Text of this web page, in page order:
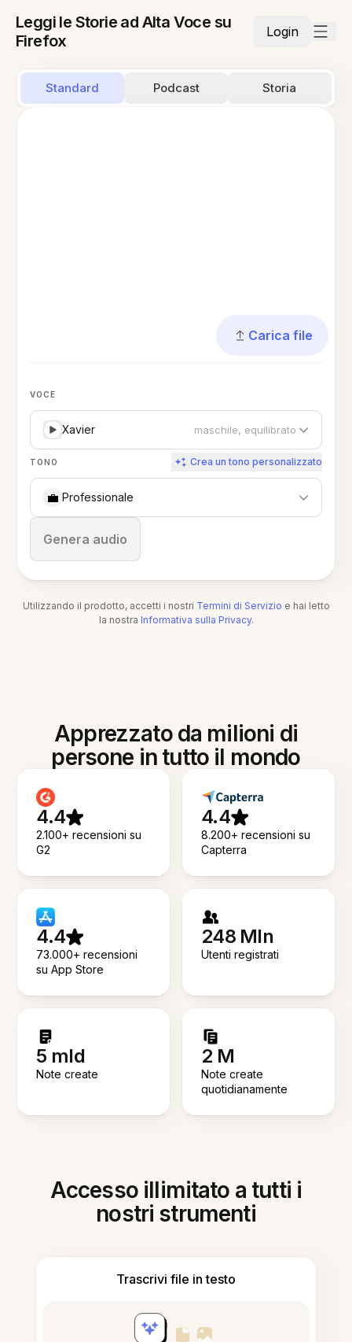
Leggi le Storie ad Alta Voce su
Firefox
Login
Standard Podcast Storia
Carica file
VOCE
Xavier maschile, equilibrato
TONO Crea un tono personalizzato
💼 Professionale
Genera audio
Ferma
Utilizzando il prodotto, accetti i nostri Termini di Servizio e hai letto
la nostra Informativa sulla Privacy.
Apprezzato da milioni di
persone in tutto il mondo
4.4
2.100+ recensioni su
G2
4.4
8.200+ recensioni su
Capterra
4.4
73.000+ recensioni
su App Store
248 Mln
Utenti registrati
5 mld
Note create
2 M
Note create
quotidianamente
Accesso illimitato a tutti i
nostri strumenti
Trascrivi file in testo